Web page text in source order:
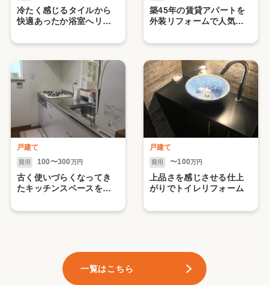
冷たく感じるタイルから
快適あったか浴室へリフ
築45年の賃貸アパートを
外装リフォームで人気物
戸建て
費用 100〜300万円
古く使いづらくなってき
たキッチンスペースをリ
戸建て
費用 〜100万円
上品さを感じさせる仕上
がりでトイレリフォーム
一覧はこちら